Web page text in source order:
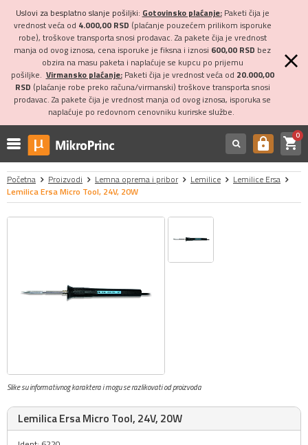
Uslovi za besplatno slanje pošiljki: Gotovinsko plaćanje:Paketi čija je
vrednost veća od 4.000,00 RSD (plaćanje pouzećem prilikom isporuke
robe), troškove transporta snosi prodavac. Za pakete čija je vrednost
manja od ovog iznosa, cena isporuke je fiksna i iznosi 600,00 RSD bez
obzira na masu paketa i naplaćuje se kupcu po prijemu
pošiljke. Virmansko plaćanje:Paketi čija je vrednost veća od 20.000,00
RSD (plaćanje robe preko računa/virmanski) troškove transporta snosi
prodavac. Za pakete čija je vrednost manja od ovog iznosa, isporuka se
naplaćuje po redovnom cenovniku kurirske službe.
https shopping_cart0
Početna Proizvodi Lemna oprema i pribor Lemilice
Lemilice Ersa
Lemilica Ersa Micro Tool, 24V, 20W
Slike su informativnog karaktera i mogu se razlikovati od proizvoda
Lemilica Ersa Micro Tool, 24V, 20W